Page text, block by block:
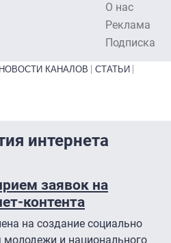
О нас
Реклама
Подписка
НОВОСТИ КАНАЛОВ
СТАТЬИ
интернета
заявок на
контента
на создание социально
молодежи и национального